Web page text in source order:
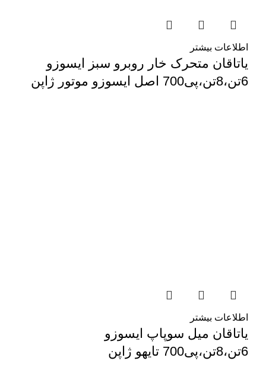
اطلاعات بیشتر
یاتاقان متحرک خار روبرو سبز ایسوزو
6تن،8تن،پی700 اصل ایسوزو موتور ژاپن
اطلاعات بیشتر
یاتاقان میل سوپاپ ایسوزو
6تن،8تن،پی700 تایهو ژاپن